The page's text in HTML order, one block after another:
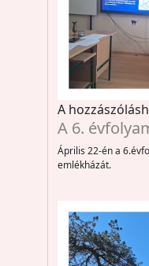
A
A 6.
Április 22-én a
emlékházát.